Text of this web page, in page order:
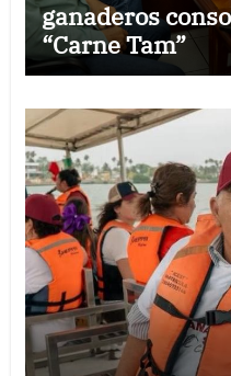
ganaderos
“Carne Tam”